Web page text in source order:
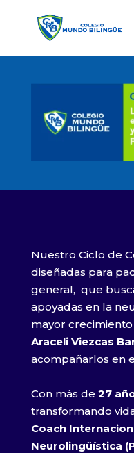
Nuestro Ciclo de
diseñadas para
general, que
apoyadas en la
mayor
Araceli Viezcas
acompañarlos en
Con más de 27
transformando
Coach
Neurolingüística